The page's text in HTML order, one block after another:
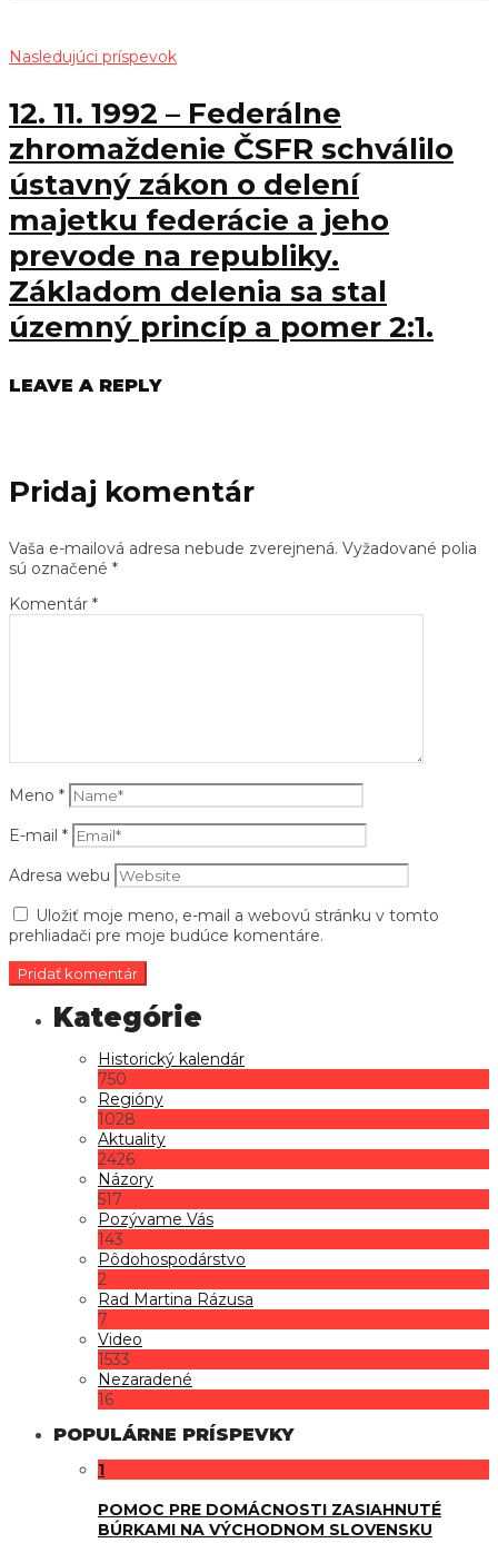
Nasledujúci príspevok
12. 11. 1992 – Federálne
zhromaždenie ČSFR schválilo
ústavný zákon o delení
majetku federácie a jeho
prevode na republiky.
Základom delenia sa stal
územný princíp a pomer 2:1.
LEAVE A REPLY
Pridaj komentár
Vaša e-mailová adresa nebude zverejnená. Vyžadované polia
sú označené *
Komentár *
Meno *
E-mail *
Adresa webu
Uložiť moje meno, e-mail a webovú stránku v tomto
prehliadači pre moje budúce komentáre.
Historický kalendár
750
Regióny
1028
Aktuality
2426
Názory
517
Pozývame Vás
143
Pôdohospodárstvo
2
Rad Martina Rázusa
7
Video
1533
Nezaradené
16
POPULÁRNE PRÍSPEVKY
1
POMOC PRE DOMÁCNOSTI ZASIAHNUTÉ
BÚRKAMI NA VÝCHODNOM SLOVENSKU